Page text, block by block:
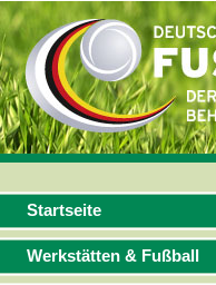
Startseite
Werkstätten & Fußball